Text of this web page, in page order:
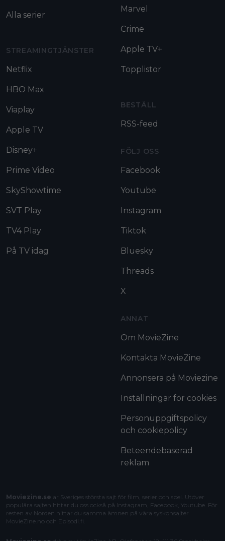
Alla serier
STREAMINGTJÄNSTER
Netflix
HBO Max
Viaplay
Apple TV
Disney+
Prime Video
SkyShowtime
SVT Play
TV4 Play
På TV idag
Marvel
Crime
Apple TV+
Topplistor
BESTÄLL
RSS-feed
FÖLJ OSS
Facebook
Youtube
Instagram
Tiktok
Bluesky
Threads
X
ANNAT
Om MovieZine
Kontakta MovieZine
Annonsera på Moviezine
Inställningar för cookies
Personuppgiftspolicy
och cookiepolicy
Beteendebaserad
reklam
Moviezine.se är Sveriges största sajt för film, serier och spel. Utöver
populära sajten hittar du oss också på Instagram, Facebook, Youtube. För
resten av Norden hittar du samma ämnen på våra syskonsajter
MovieZine.no och Episodi.fi